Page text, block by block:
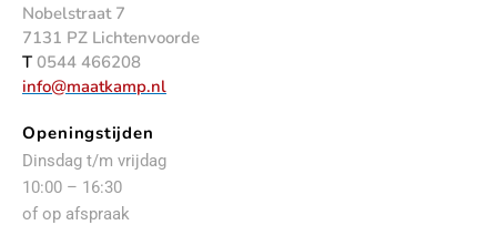
Nobelstraat 7
7131 PZ Lichtenvoorde
T 0544 466208
info@maatkamp.nl
Openingstijden
Dinsdag t/m vrijdag
10:00 – 16:30
of op afspraak